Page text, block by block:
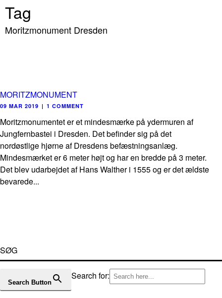
Tag
Moritzmonument Dresden
MORITZMONUMENT
09 MAR 2019 | 1 COMMENT
Moritzmonumentet er et mindesmærke på ydermuren af
Jungfernbastei i Dresden. Det befinder sig på det
nordøstlige hjørne af Dresdens befæstningsanlæg.
Mindesmærket er 6 meter højt og har en bredde på 3 meter.
Det blev udarbejdet af Hans Walther i 1555 og er det ældste
bevarede...
SØG
Search for:
Search Button